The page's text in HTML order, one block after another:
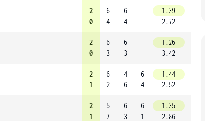
2
0
6
4
6
4
1.39
2.72
2
0
6
3
6
3
1.26
3.42
2
1
6
2
4
6
6
4
1.44
2.52
2
1
5
7
6
3
6
1
1.35
2.86